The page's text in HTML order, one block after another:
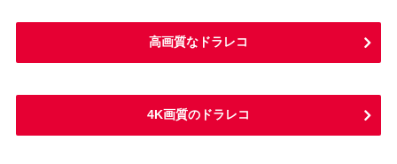
高画質なドラレコ
4K画質のドラレコ